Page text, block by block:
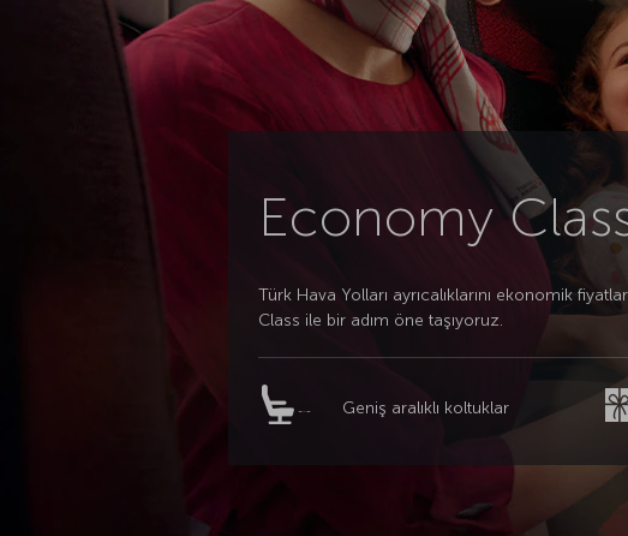
Economy
Türk Hava Yolları ayrıcalıklarını ekonomik
Class ile bir adım öne taşıyoruz.
Geniş aralıklı koltuklar